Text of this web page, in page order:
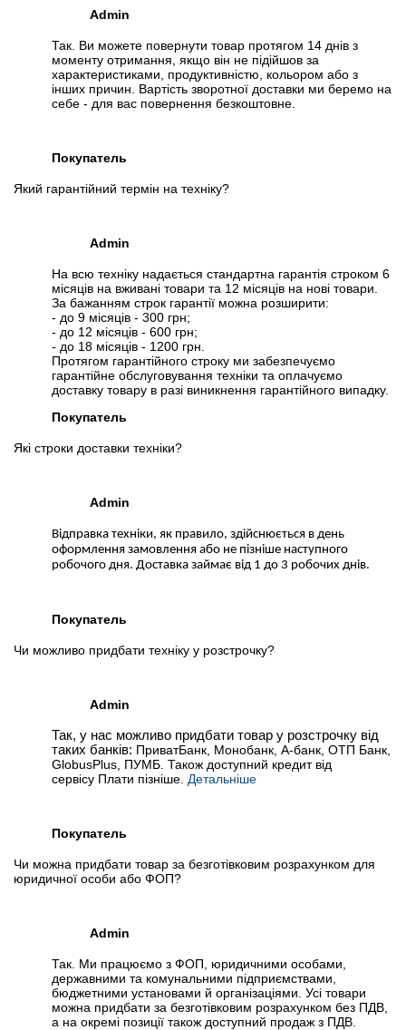
Admin
Так. Ви можете повернути товар протягом 14 днів з
моменту отримання, якщо він не підійшов за
характеристиками, продуктивністю, кольором або з
інших причин. Вартість зворотної доставки ми беремо на
себе - для вас повернення безкоштовне.
Покупатель
Який гарантійний термін на техніку?
Admin
На всю техніку надається стандартна гарантія строком 6
місяців на вживані товари та 12 місяців на нові товари.
За бажанням строк гарантії можна розширити:
- до 9 місяців - 300 грн;
- до 12 місяців - 600 грн;
- до 18 місяців - 1200 грн.
Протягом гарантійного строку ми забезпечуємо
гарантійне обслуговування техніки та оплачуємо
доставку товару в разі виникнення гарантійного випадку.
Покупатель
Які строки доставки техніки?
Admin
Відправка техніки, як правило, здійснюється в день
оформлення замовлення або не пізніше наступного
робочого дня. Доставка займає від 1 до 3 робочих днів.
Покупатель
Чи можливо придбати техніку у розстрочку?
Admin
Так, у нас можливо придбати товар у розстрочку від
таких банків: ПриватБанк, Монобанк, А-банк, ОТП Банк,
GlobusPlus, ПУМБ. Також доступний кредит від
сервісу Плати пізніше. Детальніше
Покупатель
Чи можна придбати товар за безготівковим розрахунком для
юридичної особи або ФОП?
Admin
Так. Ми працюємо з ФОП, юридичними особами,
державними та комунальними підприємствами,
бюджетними установами й організаціями. Усі товари
можна придбати за безготівковим розрахунком без ПДВ,
а на окремі позиції також доступний продаж з ПДВ.